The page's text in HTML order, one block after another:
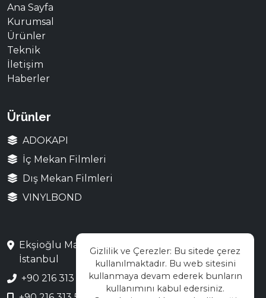
Ana Sayfa
Kurumsal
Ürünler
Teknik
İletişim
Haberler
Ürünler
ADOKAPI
İç Mekan Filmleri
Dış Mekan Filmleri
VINYLBOND
Ekşioğlu Mah. Saray Cad. No:3 Çekmeköy /
İstanbul
+90 216 313 28 48
Gizlilik ve Çerezler: Bu sitede çerez
kullanılmaktadır. Bu web sitesini
kullanmaya devam ederek bunların
kullanımını kabul edersiniz.